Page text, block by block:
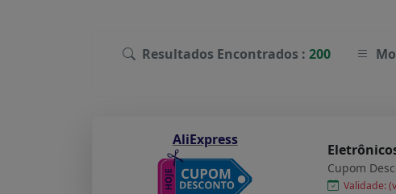
Resultados Encontrados : 200
AliExpress
Cupom
Validade: